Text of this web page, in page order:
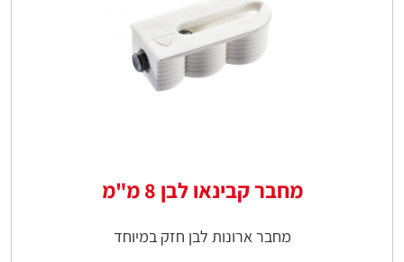
מחבר קבינאו לבן 8 מ"מ
מחבר ארונות לבן חזק במיוחד